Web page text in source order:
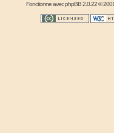
Fonctionne avecphpBB2.0.22 ©